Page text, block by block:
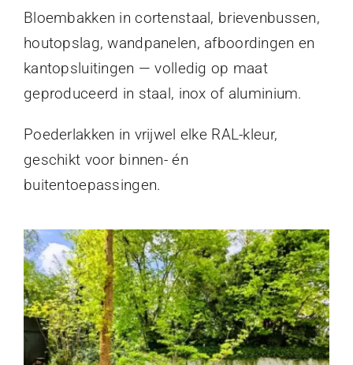
Bloembakken in cortenstaal, brievenbussen,
houtopslag, wandpanelen, afboordingen en
kantopsluitingen — volledig op maat
geproduceerd in staal, inox of aluminium.
Poederlakken in vrijwel elke RAL-kleur,
geschikt voor binnen- én
buitentoepassingen.